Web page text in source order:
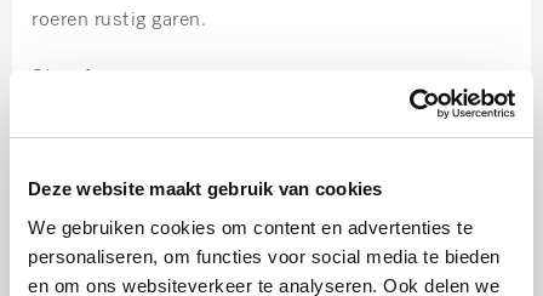
Deze website maakt gebruik van cookies
We gebruiken cookies om content en advertenties te
personaliseren, om functies voor social media te bieden
en om ons websiteverkeer te analyseren. Ook delen we
roeren rustig garen.
Laat het melkmengsel iets afkoelen en roer
aardappelpuree en voeg de truffelsalsa toe.
Verwarm de friteuse voor op 180 ºC. Vorm met twee